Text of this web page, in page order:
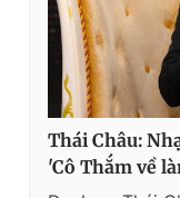
Thái Châu:
'Cô Thắm về